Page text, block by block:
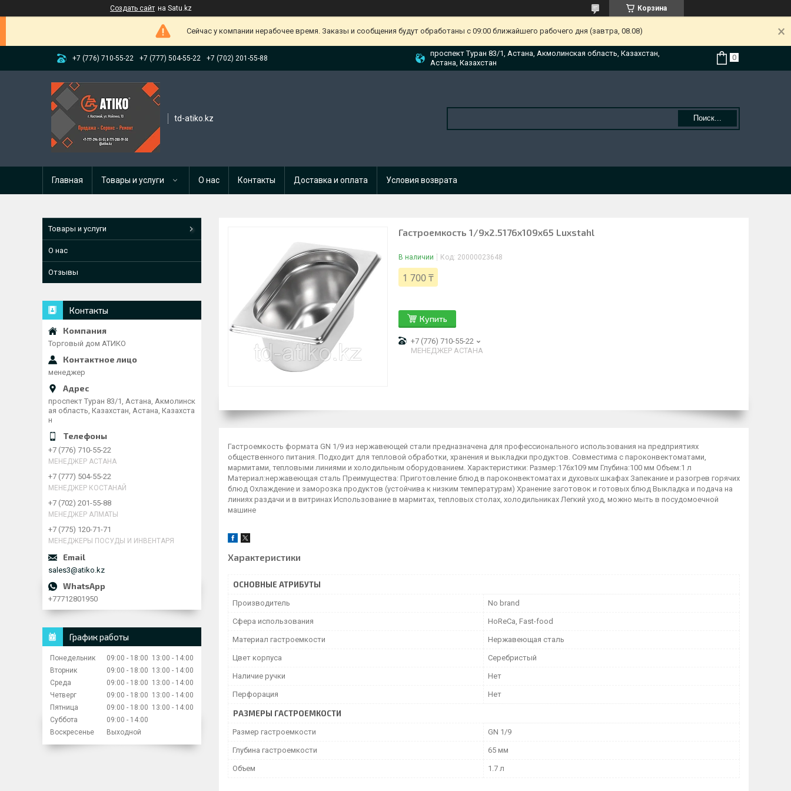
Создать сайт на Satu.kz Корзина
Сейчас у компании нерабочее время. Заказы и сообщения будут обработаны с 09:00 ближайшего рабочего дня (завтра, 08.08)
+7 (776) 710-55-22 +7 (777) 504-55-22 +7 (702) 201-55-88
проспект Туран 83/1, Астана, Акмолинская область, Казахстан,
Астана, Казахстан
td-atiko.kz Поиск...
Главная Товары и услуги О нас Контакты Доставка и оплата Условия возврата
Гастроемкость 1/9х2.5176х109х65 Luxstahl
В наличии Код: 20000023648
1 700 ₸
Купить
+7 (776) 710-55-22
МЕНЕДЖЕР АСТАНА
Гастроемкость формата GN 1/9 из нержавеющей стали предназначена для профессионального использования на предприятиях
общественного питания. Подходит для тепловой обработки, хранения и выкладки продуктов. Совместима с пароконвектоматами,
мармитами, тепловыми линиями и холодильным оборудованием. Характеристики: Размер:176х109 мм Глубина:100 мм Объем:1 л
Материал:нержавеющая сталь Преимущества: Приготовление блюд в пароконвектоматах и духовых шкафах Запекание и разогрев горячих
блюд Охлаждение и заморозка продуктов (устойчива к низким температурам) Хранение заготовок и готовых блюд Выкладка и подача на
линиях раздачи и в витринах Использование в мармитах, тепловых столах, холодильниках Легкий уход, можно мыть в посудомоечной
машине
Характеристики
ОСНОВНЫЕ АТРИБУТЫ
Производитель No brand
Сфера использования HoReCa, Fast-food
Материал гастроемкости Нержавеющая сталь
Цвет корпуса Серебристый
Наличие ручки Нет
Перфорация Нет
РАЗМЕРЫ ГАСТРОЕМКОСТИ
Размер гастроемкости GN 1/9
Глубина гастроемкости 65 мм
Объем 1.7 л
Товары и услуги
О нас
Отзывы
Контакты
Торговый дом АТИКО
менеджер
проспект Туран 83/1, Астана, Акмолинск
ая область, Казахстан, Астана, Казахста
н
+7 (776) 710-55-22
МЕНЕДЖЕР АСТАНА
+7 (777) 504-55-22
МЕНЕДЖЕР КОСТАНАЙ
+7 (702) 201-55-88
МЕНЕДЖЕР АЛМАТЫ
+7 (775) 120-71-71
МЕНЕДЖЕРЫ ПОСУДЫ И ИНВЕНТАРЯ
sales3@atiko.kz
+77712801950
График работы
Понедельник 09:00 18:00 13:00
14:00
Вторник
09:00 18:00 13:00
14:00
Среда
09:00 18:00 13:00
14:00
Четверг
09:00 18:00 13:00
14:00
Пятница
09:00 18:00 13:00
14:00
Суббота
09:00
14:00
Воскресенье
Выходной